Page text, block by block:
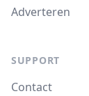
Adverteren
SUPPORT
Contact